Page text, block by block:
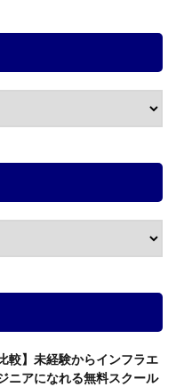
比較】未経験からインフラエ
ニアになれる無料スクール